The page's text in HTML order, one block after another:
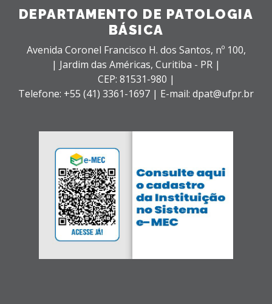
DEPARTAMENTO DE PATOLOGIA
BÁSICA
Avenida Coronel Francisco H. dos Santos, nº 100,
| Jardim das Américas, Curitiba - PR |
CEP: 81531-980 |
Telefone: +55 (41) 3361-1697 | E-mail: dpat@ufpr.br